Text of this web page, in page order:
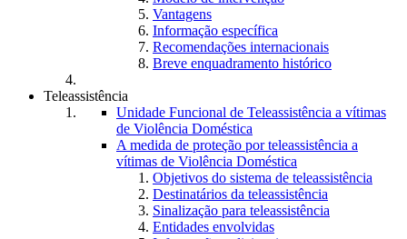
Vantagens
Informação específica
Recomendações internacionais
Breve enquadramento histórico
Teleassistência
Unidade Funcional de Teleassistência a vítimas
de Violência Doméstica
A medida de proteção por teleassistência a
vítimas de Violência Doméstica
Objetivos do sistema de teleassistência
Destinatários da teleassistência
Sinalização para teleassistência
Entidades envolvidas